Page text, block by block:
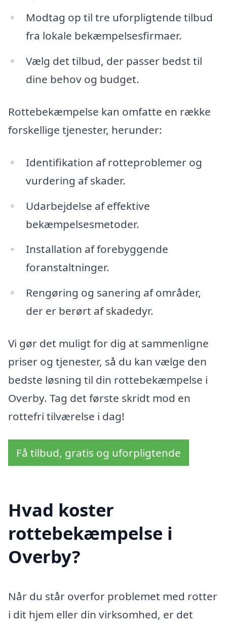
Modtag op til tre uforpligtende tilbud
fra lokale bekæmpelsesfirmaer.
Vælg det tilbud, der passer bedst til
dine behov og budget.
Rottebekæmpelse kan omfatte en række
forskellige tjenester, herunder:
Identifikation af rotteproblemer og
vurdering af skader.
Udarbejdelse af effektive
bekæmpelsesmetoder.
Installation af forebyggende
foranstaltninger.
Rengøring og sanering af områder,
der er berørt af skadedyr.
Vi gør det muligt for dig at sammenligne
priser og tjenester, så du kan vælge den
bedste løsning til din rottebekæmpelse i
Overby. Tag det første skridt mod en
rottefri tilværelse i dag!
Få tilbud, gratis og uforpligtende
Hvad koster
rottebekæmpelse i
Overby?
Når du står overfor problemet med rotter
i dit hjem eller din virksomhed, er det